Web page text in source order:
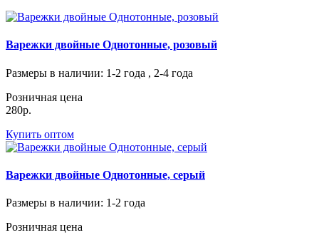
Варежки двойные Однотонные, розовый
Размеры в наличии: 1-2 года , 2-4 года
Розничная цена
280р.
Купить оптом
Варежки двойные Однотонные, серый
Размеры в наличии: 1-2 года
Розничная цена